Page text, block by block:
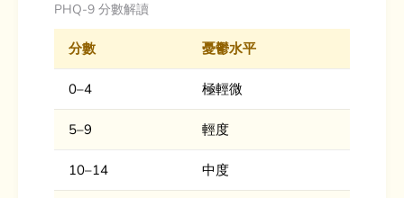
PHQ-9 分數解讀
分數 憂鬱水平
0–4 極輕微
5–9 輕度
10–14 中度